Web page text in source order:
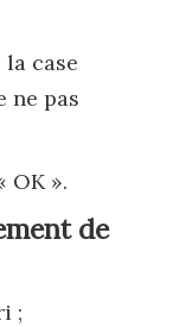
la case
ne pas
OK ».
de
;